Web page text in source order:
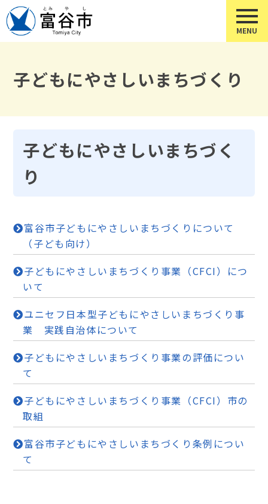
子どもにやさしいまちづくり
子どもにやさしいまちづく
り
富谷市子どもにやさしいまちづくりについて
（子ども向け）
子どもにやさしいまちづくり事業（CFCI）につ
いて
ユニセフ日本型子どもにやさしいまちづくり事
業 実践自治体について
子どもにやさしいまちづくり事業の評価につい
て
子どもにやさしいまちづくり事業（CFCI）市の
取組
富谷市子どもにやさしいまちづくり条例につい
て